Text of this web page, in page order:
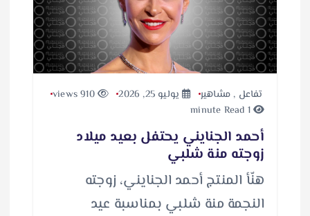
تفاعل , مشاهير يوليو 25, 2026
910 views
1 minute Read
أحمد الجنايني يحتفل بعيد ميلاد
زوجته منة شلبي
هنّأ المنتج أحمد الجنايني، زوجته
النجمة منة شلبي بمناسبة عيد